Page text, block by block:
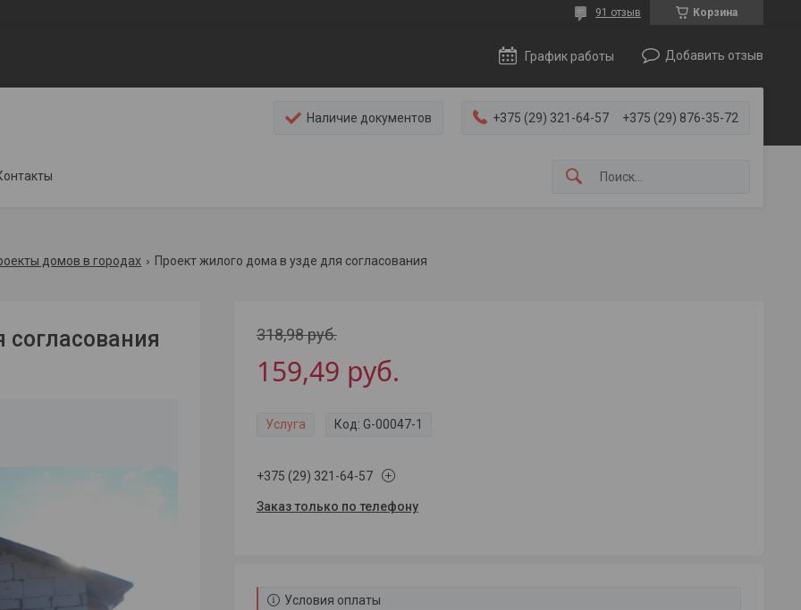
Корзина
91 отзыв
График работы Добавить отзыв
Наличие документов +375 (29) 321-64-57 +375 (29) 876-35-72
домов в городах Проект жилого дома в узде для согласования
318,98руб.
159,49 руб.
Услуга Код: G-00047-1
+375 (29) 321-64-57
Заказ только по телефону
Условия оплаты